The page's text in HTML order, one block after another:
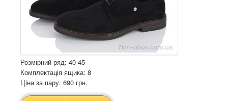
Розмірний ряд: 40-45
Комплектація ящика: 8
Ціна за пару: 690 грн.